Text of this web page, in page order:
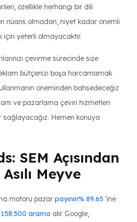
özellikle herhangi bir dili
nüans olmadan, niyet kadar önemli
yeterli olmayacaktır.
çevirme sürecinde size
bütçenizi boşa harcamamak
öneminden bahsedeceğiz
ve pazarlama çeviri hizmetleri
sağlayacağız. Hemen konuya
SEM Açısından
Meyve
motoru pazar payının% 89.65 'ine
158.500 arama alır. Google,